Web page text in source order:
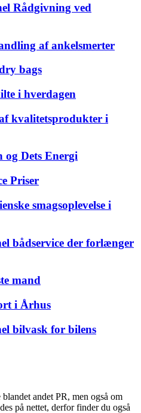
Rådgivning ved
af ankelsmerter
bags
i hverdagen
kvalitetsprodukter i
og Dets Energi
Priser
smagsoplevelse i
bådservice der forlænger
mand
i Århus
bilvask for bilens
andet PR, men også om
på nettet, derfor finder du også